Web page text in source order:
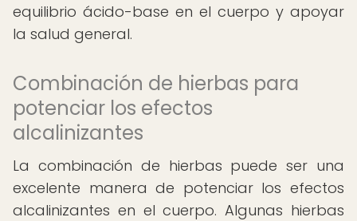
equilibrio ácido-base en el cuerpo y apoyar
la salud general.
Combinación de hierbas para
potenciar los efectos
alcalinizantes
La combinación de hierbas puede ser una
excelente manera de potenciar los efectos
alcalinizantes en el cuerpo. Algunas hierbas